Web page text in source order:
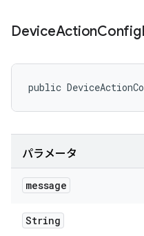
DeviceActionConfig
public
パラメータ
message
String